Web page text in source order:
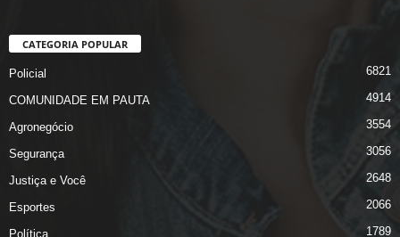
CATEGORIA POPULAR
Policial 6821
COMUNIDADE EM PAUTA 4914
Agronegócio 3554
Segurança 3056
Justiça e Você 2648
Esportes 2066
Política 1789